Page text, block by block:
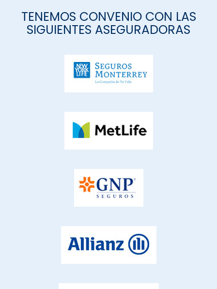
TENEMOS CONVENIO CON LAS
SIGUIENTES ASEGURADORAS